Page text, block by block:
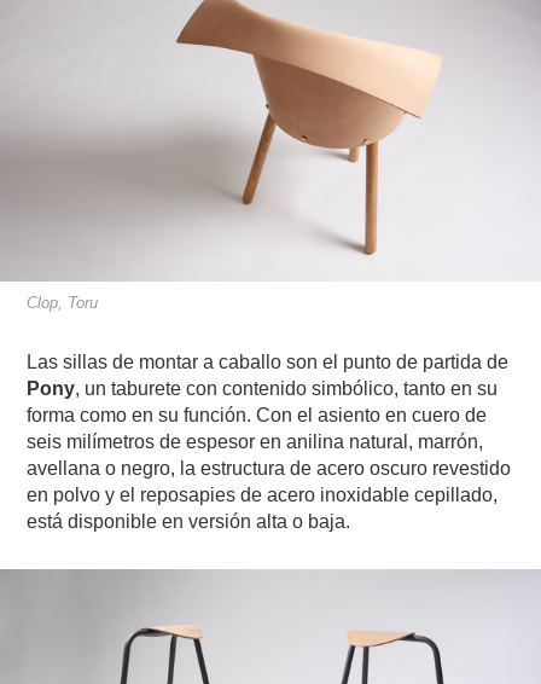
Clop, Toru
Las sillas de montar a caballo son el punto de partida de
Pony, un taburete con contenido simbólico, tanto en su
forma como en su función. Con el asiento en cuero de
seis milímetros de espesor en anilina natural, marrón,
avellana o negro, la estructura de acero oscuro revestido
en polvo y el reposapies de acero inoxidable cepillado,
está disponible en versión alta o baja.